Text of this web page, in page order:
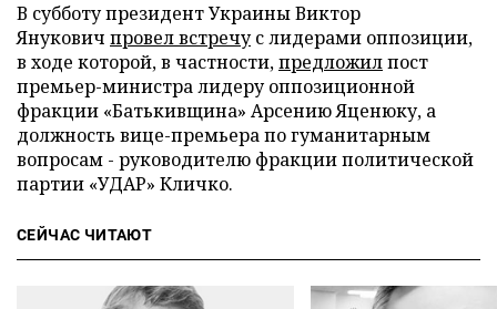
В субботу президент Украины Виктор
Янукович провел встречус лидерами оппозиции,
в ходе которой, в частности,предложилпост
премьер-министра лидеру оппозиционной
фракции «Батькивщина» Арсению Яценюку, а
должность вице-премьера по гуманитарным
вопросам - руководителю фракции политической
партии «УДАР» Кличко.
СЕЙЧАС ЧИТАЮТ